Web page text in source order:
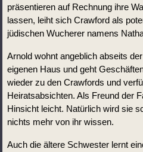
präsentieren auf Rechnung ihre
lassen, leiht sich Crawford als
jüdischen Wucherer namens
Arnold wohnt angeblich abseits
eigenen Haus und geht
wieder zu den Crawfords und
Heiratsabsichten. Als Freund der
Hinsicht leicht. Natürlich wird sie
nichts mehr von ihr wissen.
Auch die ältere Schwester lernt